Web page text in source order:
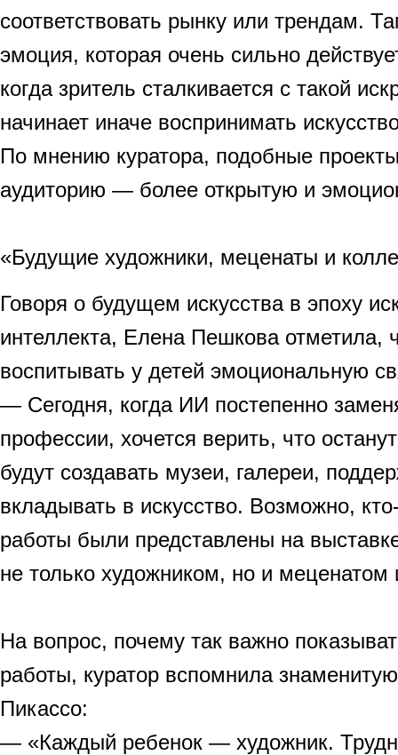
соответствовать рынку или трендам.
эмоция, которая очень сильно
когда зритель сталкивается с такой
начинает иначе воспринимать
По мнению куратора, подобные
аудиторию — более открытую и
«Будущие художники, меценаты и
Говоря о будущем искусства в эпоху
интеллекта, Елена Пешкова отметила,
воспитывать у детей эмоциональную
— Сегодня, когда ИИ постепенно
профессии, хочется верить, что
будут создавать музеи, галереи,
вкладывать в искусство. Возможно,
работы были представлены на
не только художником, но и меценатом
На вопрос, почему так важно
работы, куратор вспомнила
Пикассо:
— «Каждый ребенок — художник.